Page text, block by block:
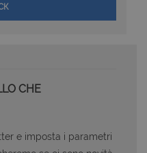
CHE
e imposta i parametri